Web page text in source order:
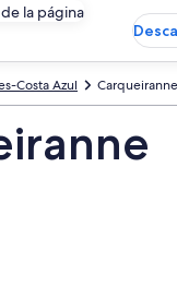
la página
Costa Azul Carqueiranne